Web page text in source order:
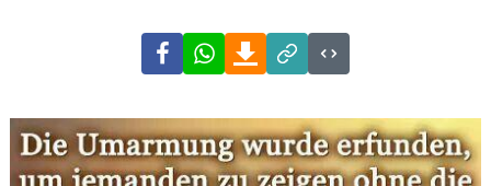
FacebookWhatsAppDownload
Link
Code